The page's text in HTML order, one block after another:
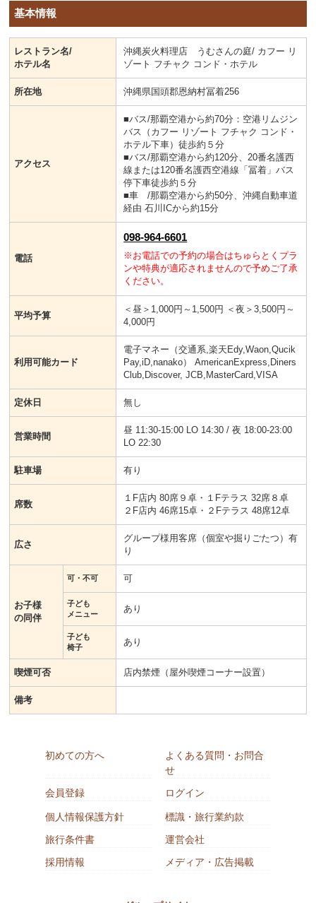
基本情報
レストラン名/
ホテル名
沖縄炭火料理店 うむさんの庭/ カフー リ
ゾート フチャク コンド・ホテル
所在地 沖縄県国頭郡恩納村冨着256
アクセス
■バス/那覇空港から約70分：空港リムジン
バス（カフー リゾート フチャク コンド・
ホテル下車）徒歩約５分
■バス/那覇空港から約120分、20番名護西
線または120番名護西空港線「冨着」バス
停下車徒歩約５分
■車 /那覇空港から約50分、沖縄自動車道
経由 石川ICから約15分
電話
098-964-6601
※お電話での予約の場合はちゅらとくプラ
ンや特典が適応されませんので予めご了承
ください。
平均予算
＜昼＞1,000円～1,500円 ＜夜＞3,500円～
4,000円
利用可能カード
電子マネー（交通系,楽天Edy,Waon,Qucik
Pay,iD,nanako） AmericanExpress,Diners
Club,Discover, JCB,MasterCard,VISA
定休日 無し
営業時間
昼 11:30-15:00 LO 14:30 / 夜 18:00-23:00
LO 22:30
駐車場 有り
席数
１F店内 80席９卓・１Fテラス 32席８卓
２F店内 46席15卓・２Fテラス 48席12卓
広さ
グループ様用客席（個室や掘りごたつ）有
り
お子様
の同伴
可・不可 可
子ども
メニュー
あり
子ども
椅子
あり
喫煙可否 店内禁煙（屋外喫煙コーナー設置）
備考
初めての方へ
よくある質問・お問合
せ
会員登録
ログイン
個人情報保護方針
標識・旅行業約款
旅行条件書
運営会社
採用情報
メディア・広告掲載